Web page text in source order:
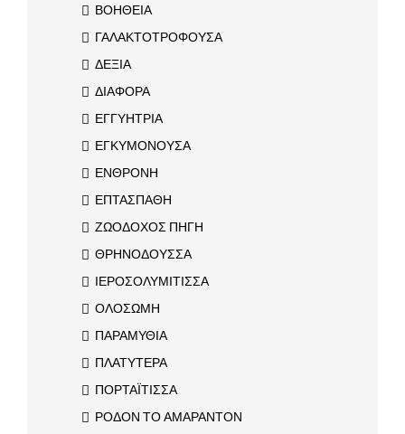
ΒΟΗΘΕΙΑ
ΓΑΛΑΚΤΟΤΡΟΦΟΥΣΑ
ΔΕΞΙΑ
ΔΙΑΦΟΡΑ
ΕΓΓΥΗΤΡΙΑ
ΕΓΚΥΜΟΝΟΥΣΑ
ΕΝΘΡΟΝΗ
ΕΠΤΑΣΠΑΘΗ
ΖΩΟΔΟΧΟΣ ΠΗΓΗ
ΘΡΗΝΟΔΟΥΣΣΑ
ΙΕΡΟΣΟΛΥΜΙΤΙΣΣΑ
ΟΛΟΣΩΜΗ
ΠΑΡΑΜΥΘΙΑ
ΠΛΑΤΥΤΕΡΑ
ΠΟΡΤΑΪΤΙΣΣΑ
ΡΟΔΟΝ ΤΟ ΑΜΑΡΑΝΤΟΝ